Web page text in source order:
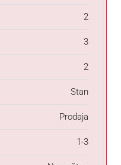
2
3
2
Stan
Prodaja
1-3